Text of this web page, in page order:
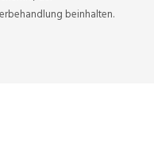
beinhalten.